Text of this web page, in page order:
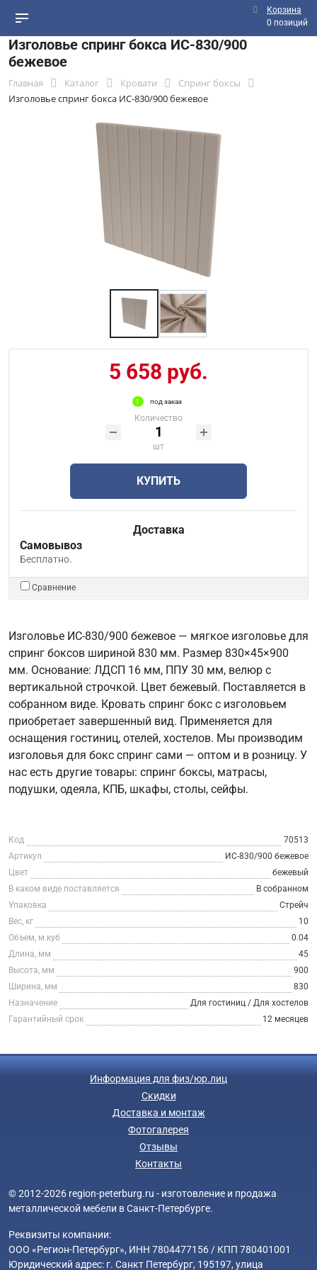
Корзина
0 позиций
Изголовье спринг бокса ИС-830/900
бежевое
Главная Каталог Кровати
Спринг боксы
Изголовье спринг бокса ИС-830/900 бежевое
5 658 руб.
под заказ
Количество
шт
КУПИТЬ
Доставка
Самовывоз
Бесплатно.
Сравнение
Изголовье ИС-830/900 бежевое — мягкое изголовье для
спринг боксов шириной 830 мм. Размер 830×45×900
мм. Основание: ЛДСП 16 мм, ППУ 30 мм, велюр с
вертикальной строчкой. Цвет бежевый. Поставляется в
собранном виде. Кровать спринг бокс с изголовьем
приобретает завершенный вид. Применяется для
оснащения гостиниц, отелей, хостелов. Мы производим
изголовья для бокс спринг сами — оптом и в розницу. У
нас есть другие товары: спринг боксы, матрасы,
подушки, одеяла, КПБ, шкафы, столы, сейфы.
Код
70513
Артикул
ИС-830/900 бежевое
Цвет
бежевый
В каком виде поставляется
В собранном
Упаковка
Стрейч
Вес, кг
10
Объем, м.куб
0.04
Длина, мм
45
Высота, мм
900
Ширина, мм
830
Назначение
Для гостиниц / Для хостелов
Гарантийный срок
12 месяцев
Информация для физ/юр.лиц
Скидки
Доставка и монтаж
Фотогалерея
Отзывы
Контакты
© 2012-2026 region-peterburg.ru - изготовление и продажа
металлической мебели в Санкт-Петербурге.
Реквизиты компании:
ООО «Регион-Петербург», ИНН 7804477156 / КПП 780401001
Юридический адрес: г. Санкт Петербург, 195197, улица